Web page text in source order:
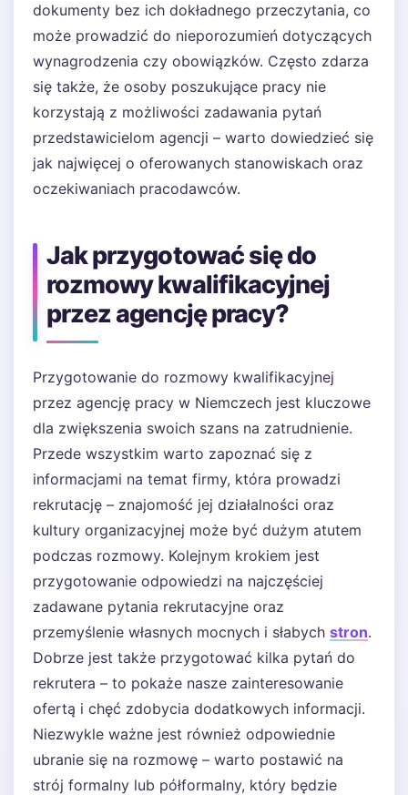
dokumenty bez ich dokładnego przeczytania, co
może prowadzić do nieporozumień dotyczących
wynagrodzenia czy obowiązków. Często zdarza
się także, że osoby poszukujące pracy nie
korzystają z możliwości zadawania pytań
przedstawicielom agencji – warto dowiedzieć się
jak najwięcej o oferowanych stanowiskach oraz
oczekiwaniach pracodawców.
Jak przygotować się do
rozmowy kwalifikacyjnej
przez agencję pracy?
Przygotowanie do rozmowy kwalifikacyjnej
przez agencję pracy w Niemczech jest kluczowe
dla zwiększenia swoich szans na zatrudnienie.
Przede wszystkim warto zapoznać się z
informacjami na temat firmy, która prowadzi
rekrutację – znajomość jej działalności oraz
kultury organizacyjnej może być dużym atutem
podczas rozmowy. Kolejnym krokiem jest
przygotowanie odpowiedzi na najczęściej
zadawane pytania rekrutacyjne oraz
przemyślenie własnych mocnych i słabych stron.
Dobrze jest także przygotować kilka pytań do
rekrutera – to pokaże nasze zainteresowanie
ofertą i chęć zdobycia dodatkowych informacji.
Niezwykle ważne jest również odpowiednie
ubranie się na rozmowę – warto postawić na
strój formalny lub półformalny, który będzie